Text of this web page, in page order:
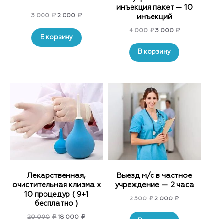
3 000 ₽ Original
was:
3
2 000 ₽Current
is:
В корзину
инъекция пакет — 10
инъекций
4 000 ₽ Original
was:
4
3 000 ₽Current
is:
В корзину
Лекарственная,
очистительная клизма x
10 процедур ( 9+1
бесплатно )
20 000 ₽ Original
18 000 ₽Current
Выезд м/с в частное
учреждение — 2 часа
2 500 ₽ Original
2 000 ₽Current